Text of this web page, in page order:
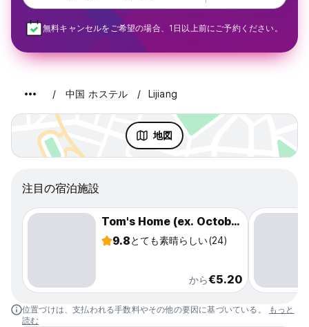
無料キャンセルをご希望の場合、1日以上前にご予約ください。
中国 ホステル Lijiang
地図
注目の宿泊施設
Tom's Home (ex. October Inn)
9.8とても素晴らしい(24)
から€5.20
位置づけは、支払われる手数料やその他の要因に基づいている。
もっと
読む